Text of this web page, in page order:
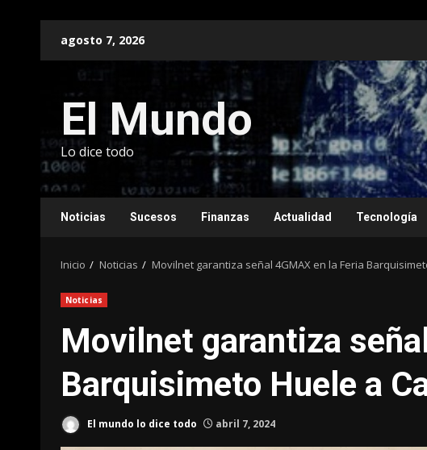
agosto 7, 2026
El Mundo
Lo dice todo
Noticias Sucesos Finanzas Actualidad Tecnología
Inicio Noticias Movilnet garantiza señal 4GMAX en la Feria
Noticias
Movilnet garantiza
Barquisimeto Huele a
El mundo lo dice todo abril 7, 2024